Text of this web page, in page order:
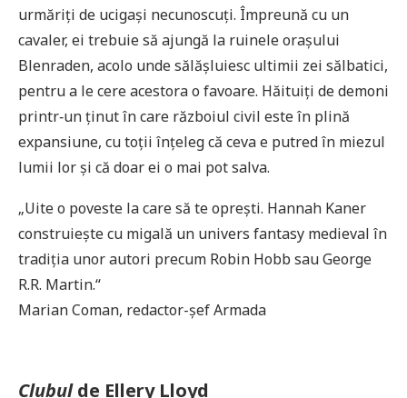
urmăriți de ucigași necunoscuți. Împreună cu un
cavaler, ei trebuie să ajungă la ruinele orașului
Blenraden, acolo unde sălășluiesc ultimii zei sălbatici,
pentru a le cere acestora o favoare. Hăituiți de demoni
printr‑un ținut în care războiul civil este în plină
expansiune, cu toții înțeleg că ceva e putred în miezul
lumii lor și că doar ei o mai pot salva.
„Uite o poveste la care să te oprești. Hannah Kaner
construiește cu migală un univers fantasy medieval în
tradiția unor autori precum Robin Hobb sau George
R.R. Martin.“
Marian Coman, redactor-șef Armada
Clubulde Ellery Lloyd